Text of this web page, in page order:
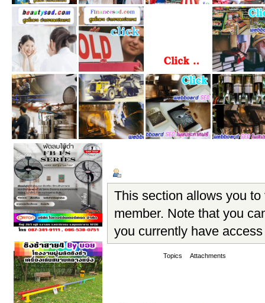
This section allows you
member. Note that you
you currently have
Topics Attachments